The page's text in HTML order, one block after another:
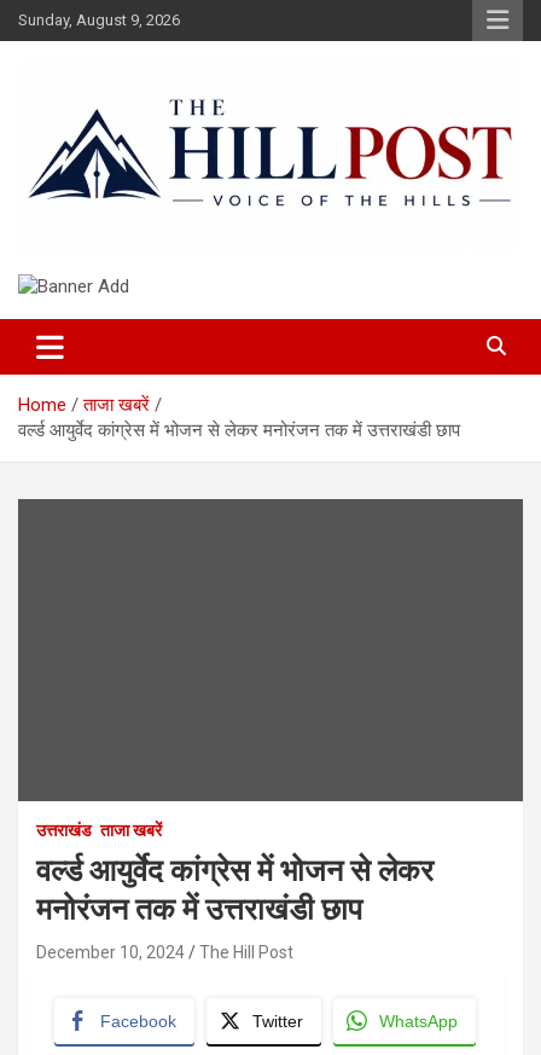
Skip
to
Sunday, August 9, 2026
The Hillpost
Home
ताजा खबरें
वर्ल्ड आयुर्वेद कांग्रेस में भोजन से लेकर मनोरंजन तक में उत्तराखंडी छाप
उत्तराखंड ताजा खबरें
वर्ल्ड आयुर्वेद कांग्रेस में भोजन से लेकर
मनोरंजन तक में उत्तराखंडी छाप
December 10, 2024 The Hill Post
Facebook Twitter WhatsApp